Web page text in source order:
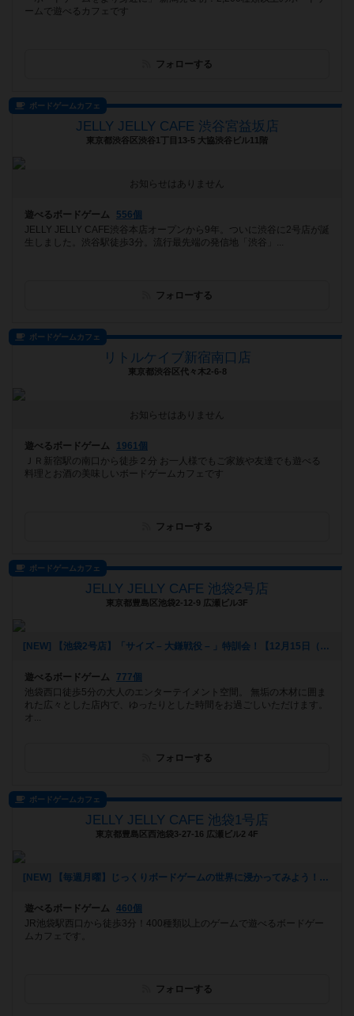
ームで遊べるカフェです
フォローする
ボードゲームカフェ
JELLY JELLY CAFE 渋谷宮益坂店
東京都渋谷区渋谷1丁目13-5 大協渋谷ビル11階
お知らせはありません
遊べるボードゲーム
556個
JELLY JELLY CAFE渋谷本店オープンから9年。ついに渋谷に2号店が誕
生しました。渋谷駅徒歩3分。流行最先端の発信地「渋谷」...
フォローする
ボードゲームカフェ
リトルケイブ新宿南口店
東京都渋谷区代々木2-6-8
お知らせはありません
遊べるボードゲーム
1961個
ＪＲ新宿駅の南口から徒歩２分 お一人様でもご家族や友達でも遊べる
料理とお酒の美味しいボードゲームカフェです
フォローする
ボードゲームカフェ
JELLY JELLY CAFE 池袋2号店
東京都豊島区池袋2-12-9 広瀬ビル3F
[NEW] 【池袋2号店】「サイズ – 大鎌戦役 – 」特訓会！【12月15日（日）】（2019年11月30日 20時39分）
遊べるボードゲーム
777個
池袋西口徒歩5分の大人のエンターテイメント空間。 無垢の木材に囲ま
れた広々とした店内で、ゆったりとした時間をお過ごしいただけます。
オ...
フォローする
ボードゲームカフェ
JELLY JELLY CAFE 池袋1号店
東京都豊島区西池袋3-27-16 広瀬ビル2 4F
[NEW] 【毎週月曜】じっくりボードゲームの世界に浸かってみよう！平日重ゲー会！（2018年10月01日 20時51分）
遊べるボードゲーム
460個
JR池袋駅西口から徒歩3分！400種類以上のゲームで遊べるボードゲー
ムカフェです。
フォローする